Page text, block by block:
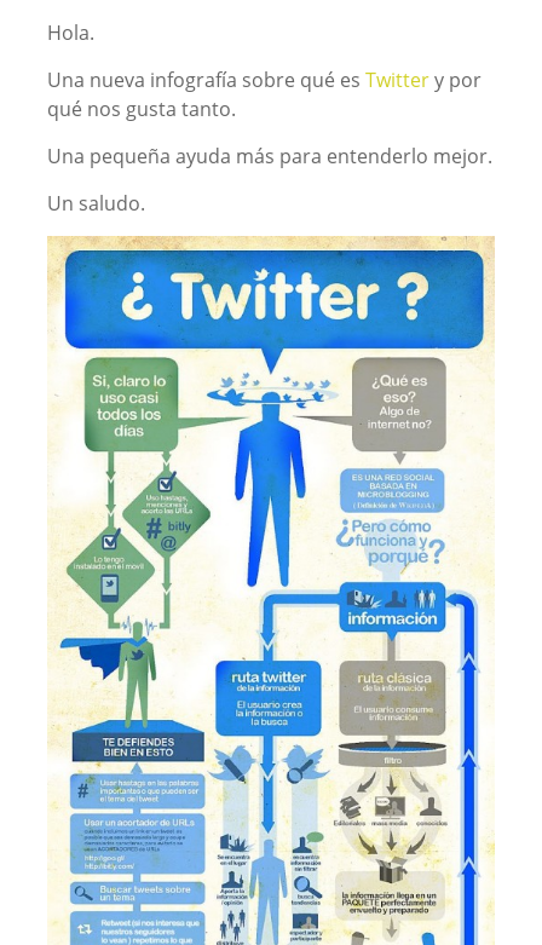
Hola.
Una nueva infografía sobre qué es Twittery por
qué nos gusta tanto.
Una pequeña ayuda más para entenderlo mejor.
Un saludo.